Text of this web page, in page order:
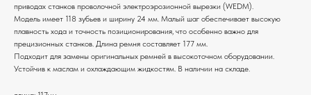
приводах станков проволочной электроэрозионной вырезки (WEDM).
Модель имеет 118 зубьев и ширину 24 мм. Малый шаг обеспечивает высокую
плавность хода и точность позиционирования, что особенно важно для
прецизионных станков. Длина ремня составляет 177 мм.
Подходит для замены оригинальных ремней в высокоточном оборудовании.
Устойчив к маслам и охлаждающим жидкостям. В наличии на складе.